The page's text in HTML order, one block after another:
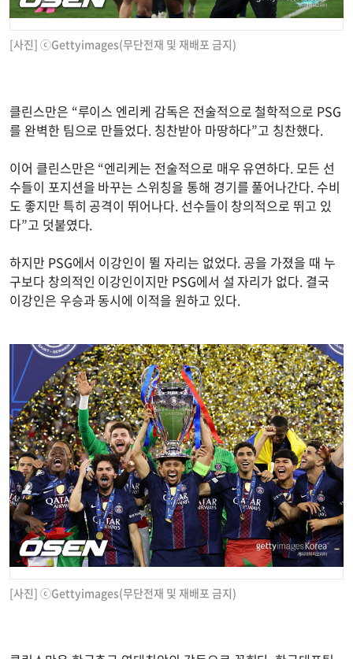
[사진] ⓒGettyimages(무단전재 및 재배포 금지)
클린스만은 “루이스 엔리케 감독은 전술적으로 철학적으로 PSG
를 완벽한 팀으로 만들었다. 칭찬받아 마땅하다”고 칭찬했다.
이어 클린스만은 “엔리케는 전술적으로 매우 유연하다. 모든 선
수들이 포지션을 바꾸는 스위칭을 통해 경기를 풀어나간다. 수비
도 좋지만 특히 공격이 뛰어나다. 선수들이 창의적으로 뛰고 있
다”고 덧붙였다.
하지만 PSG에서 이강인이 뛸 자리는 없었다. 공을 가졌을 때 누
구보다 창의적인 이강인이지만 PSG에서 설 자리가 없다. 결국
이강인은 우승과 동시에 이적을 원하고 있다.
[사진] ⓒGettyimages(무단전재 및 재배포 금지)